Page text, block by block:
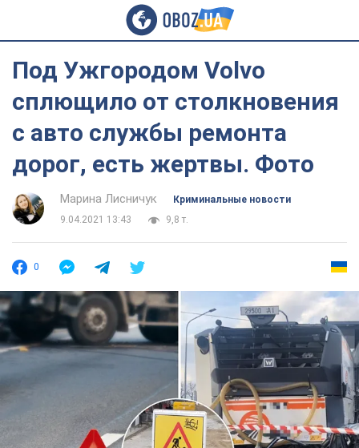
Под Ужгородом Volvo
сплющило от столкновения
с авто службы ремонта
дорог, есть жертвы. Фото
Марина Лисничук
Криминальные новости
9.04.2021 13:43
9,8 т.
0